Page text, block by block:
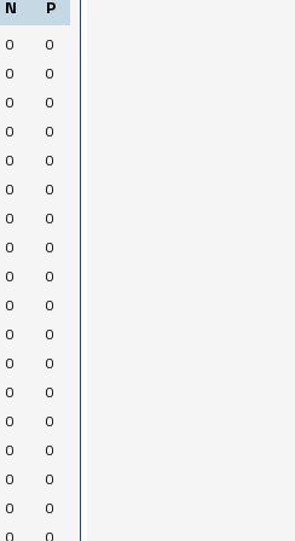
N P
0
0
0
0
0
0
0
0
0
0
0
0
0
0
0
0
0
0
0
0
0
0
0
0
0
0
0
0
0
0
0
0
0
0